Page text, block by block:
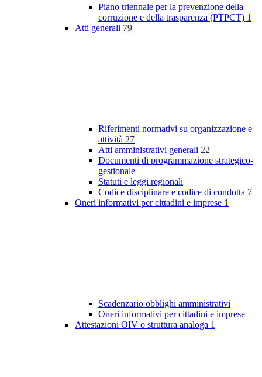
Piano triennale per la prevenzione della
corruzione e della trasparenza (PTPCT) 1
Atti generali 79
Riferimenti normativi su organizzazione e
attività 27
Atti amministrativi generali 22
Documenti di programmazione strategico-
gestionale
Statuti e leggi regionali
Codice disciplinare e codice di condotta 7
Oneri informativi per cittadini e imprese 1
Scadenzario obblighi amministrativi
Oneri informativi per cittadini e imprese
Attestazioni OIV o struttura analoga 1